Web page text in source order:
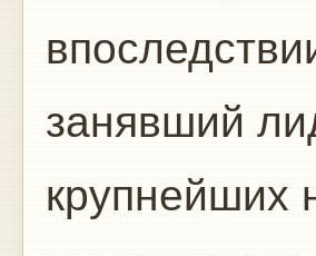
занявший
крупнейших